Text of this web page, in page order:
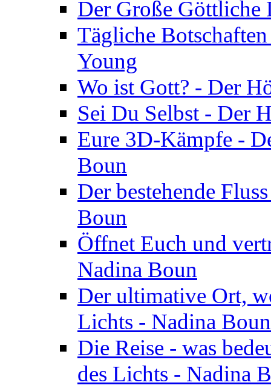
Der Große
Tägliche
Young
Wo ist Gott? - Der
Sei Du Selbst - Der
Eure 3D-Kämpfe -
Boun
Der bestehende
Boun
Öffnet Euch und
Nadina Boun
Der ultimative Ort,
Lichts - Nadina Boun
Die Reise - was
des Lichts - Nadina